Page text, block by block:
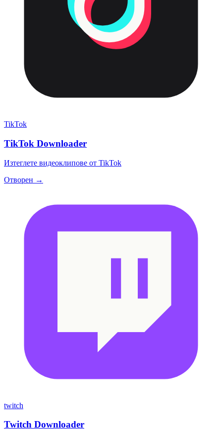
TikTok
TikTok Downloader
Изтеглете видеоклипове от TikTok
Отворен →
twitch
Twitch Downloader